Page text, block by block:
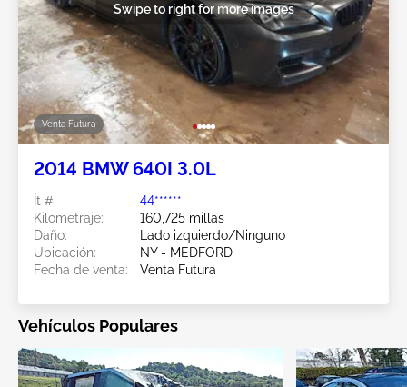
Venta Futura
Swipe to right for more images
2014 BMW 640I 3.0L
Ít #:
44******
Kilometraje:
160,725 millas
Daño:
Lado izquierdo/Ninguno
Ubicación:
NY - MEDFORD
Fecha de venta:
Venta Futura
Vehículos Populares